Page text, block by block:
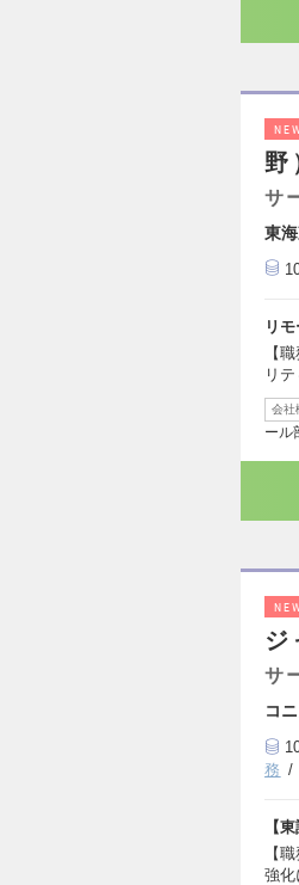
野
サ
東
リ
【
リ
会社
ール
ジ
サ
コ
務
【
【
強化